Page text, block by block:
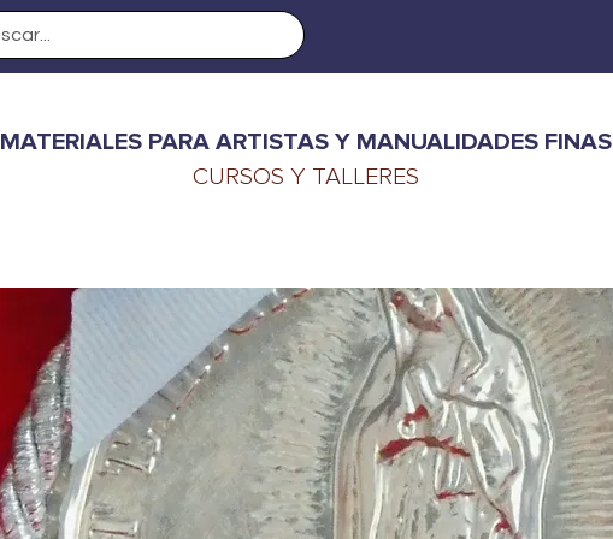
MATERIALES PARA ARTISTAS Y MANUALIDADES FINAS
CURSOS Y TALLERES